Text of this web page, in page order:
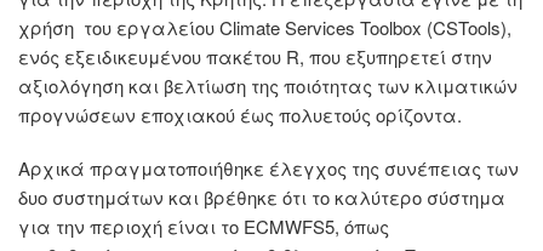
χρήση του εργαλείου Climate Services Toolbox (CSTools),
ενός εξειδικευμένου πακέτου R, που εξυπηρετεί στην
αξιολόγηση και βελτίωση της ποιότητας των κλιματικών
προγνώσεων εποχιακού έως πολυετούς ορίζοντα.
Αρχικά πραγματοποιήθηκε έλεγχος της συνέπειας των
δυο συστημάτων και βρέθηκε ότι το καλύτερο σύστημα
για την περιοχή είναι το ECMWFS5, όπως